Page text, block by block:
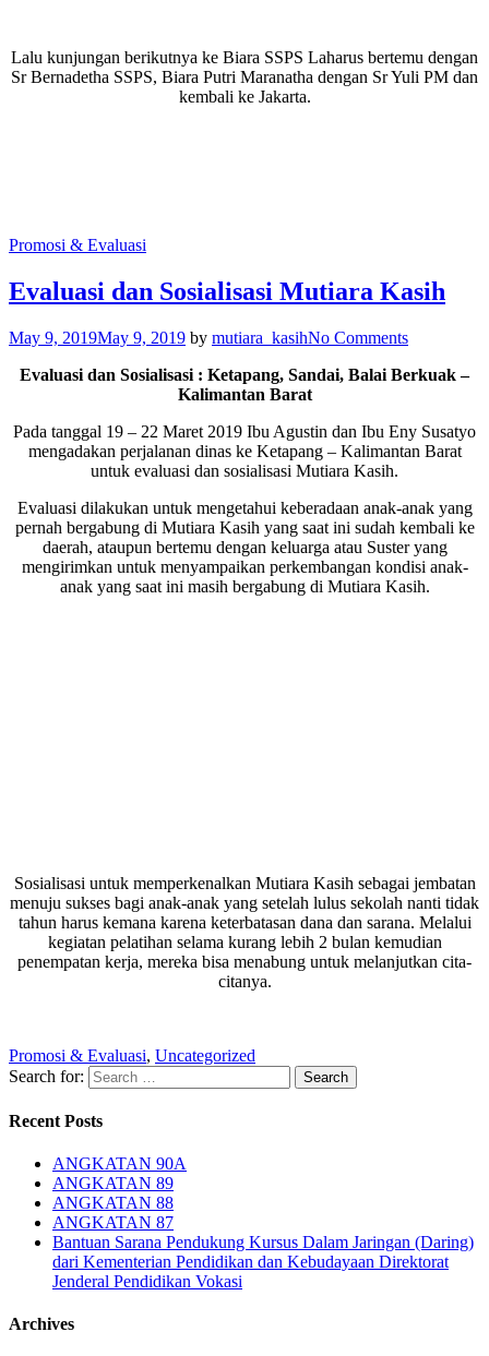
Lalu kunjungan berikutnya ke Biara SSPS Laharus bertemu dengan
Sr Bernadetha SSPS, Biara Putri Maranatha dengan Sr Yuli PM dan
kembali ke Jakarta.
Promosi & Evaluasi
Evaluasi dan Sosialisasi Mutiara Kasih
May 9, 2019May 9, 2019 by mutiara_kasihNo Comments
Evaluasi dan Sosialisasi : Ketapang, Sandai, Balai Berkuak –
Kalimantan Barat
Pada tanggal 19 – 22 Maret 2019 Ibu Agustin dan Ibu Eny Susatyo
mengadakan perjalanan dinas ke Ketapang – Kalimantan Barat
untuk evaluasi dan sosialisasi Mutiara Kasih.
Evaluasi dilakukan untuk mengetahui keberadaan anak-anak yang
pernah bergabung di Mutiara Kasih yang saat ini sudah kembali ke
daerah, ataupun bertemu dengan keluarga atau Suster yang
mengirimkan untuk menyampaikan perkembangan kondisi anak-
anak yang saat ini masih bergabung di Mutiara Kasih.
Sosialisasi untuk memperkenalkan Mutiara Kasih sebagai jembatan
menuju sukses bagi anak-anak yang setelah lulus sekolah nanti tidak
tahun harus kemana karena keterbatasan dana dan sarana. Melalui
kegiatan pelatihan selama kurang lebih 2 bulan kemudian
penempatan kerja, mereka bisa menabung untuk melanjutkan cita-
citanya.
Promosi & Evaluasi, Uncategorized
Search for:
Recent Posts
ANGKATAN 90A
ANGKATAN 89
ANGKATAN 88
ANGKATAN 87
Bantuan Sarana Pendukung Kursus Dalam Jaringan (Daring)
dari Kementerian Pendidikan dan Kebudayaan Direktorat
Jenderal Pendidikan Vokasi
Archives